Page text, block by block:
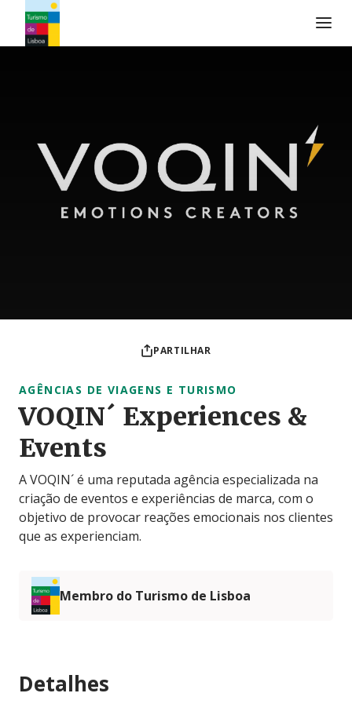
PARTILHAR
AGÊNCIAS DE VIAGENS E TURISMO
VOQIN´ Experiences &
Events
A VOQIN´ é uma reputada agência especializada na
criação de eventos e experiências de marca, com o
objetivo de provocar reações emocionais nos clientes
que as experienciam.
Membro do Turismo de Lisboa
Detalhes